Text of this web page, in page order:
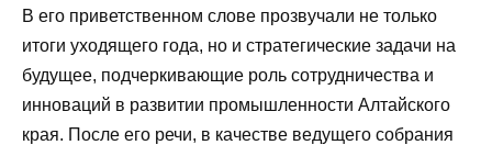
В его приветственном слове прозвучали не только
итоги уходящего года, но и стратегические задачи на
будущее, подчеркивающие роль сотрудничества и
инноваций в развитии промышленности Алтайского
края. После его речи, в качестве ведущего собрания